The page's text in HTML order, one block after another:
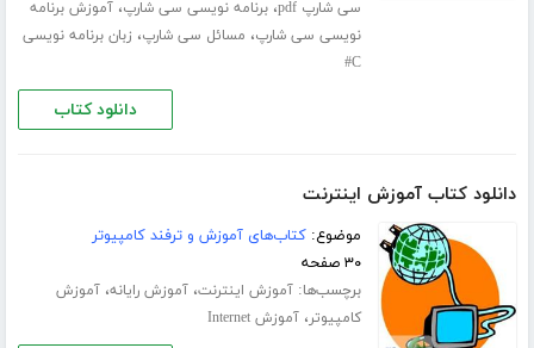
سی شارپ pdf ،برنامه نویسی سی شارپ،آموزش برنامه
نویسی سی شارپ، مسائل سی شارپ، زبان برنامه نویسی
C#
دانلود کتاب
دانلود کتاب آموزش اینترنت
موضوع:کتاب‌های آموزش و ترفند کامپیوتر
۳۰ صفحه
برچسب‌ها:آموزش اینترنت،آموزش رایانه،آموزش
کامپیوتر،آموزش Internet